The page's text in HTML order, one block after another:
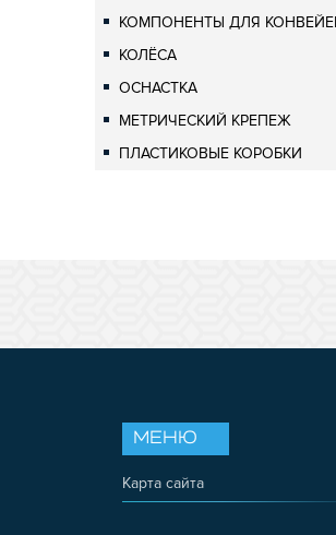
КОМПОНЕНТЫ ДЛЯ
КОЛЁСА
ОСНАСТКА
МЕТРИЧЕСКИЙ КРЕПЕЖ
ПЛАСТИКОВЫЕ КОРОБКИ
МЕНЮ
Карта сайта